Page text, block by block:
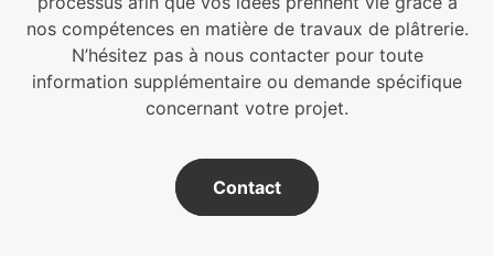
nos compétences en matière de travaux de plâtrerie.
N’hésitez pas à nous contacter pour toute
information supplémentaire ou demande spécifique
concernant votre projet.
Contact